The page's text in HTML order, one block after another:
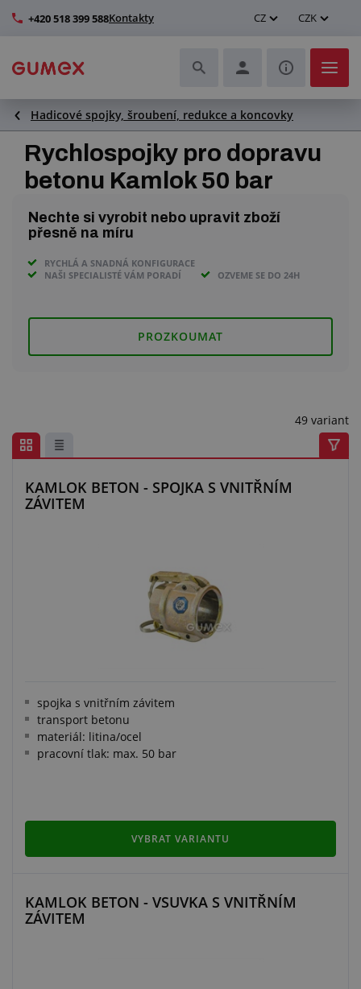
+420 518 399 588Kontakty CZ CZK
Hadice a jejich kompletace
Profily a výroba těsnění
Další pryžové a plastové výrobky
O nás a kariéra
Hadicové spojky, šroubení, redukce a koncovky
Rychlospojky pro dopravu
betonu Kamlok 50 bar
Nechte si vyrobit nebo upravit zboží
přesně na míru
RYCHLÁ A SNADNÁ KONFIGURACE
NAŠI SPECIALISTÉ VÁM PORADÍ
OZVEME SE DO 24H
PROZKOUMAT
49 variant
KAMLOK BETON - SPOJKA S VNITŘNÍM
ZÁVITEM
spojka s vnitřním závitem
transport betonu
materiál: litina/ocel
pracovní tlak: max. 50 bar
VYBRAT VARIANTU
KAMLOK BETON - VSUVKA S VNITŘNÍM
ZÁVITEM